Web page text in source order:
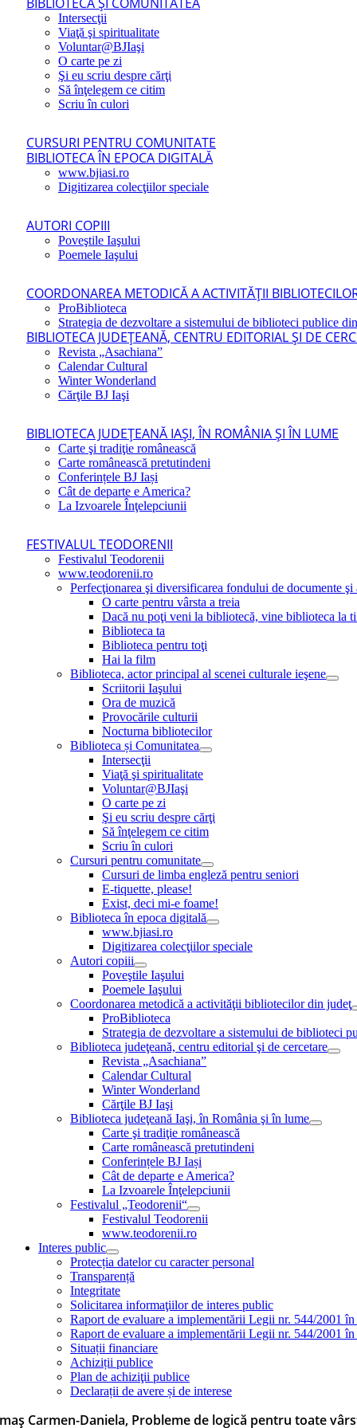
Intersecţii
Viaţă şi spiritualitate
Voluntar@BJIaşi
O carte pe zi
Şi eu scriu despre cărţi
Să înţelegem ce citim
Scriu în culori
CURSURI PENTRU COMUNITATE
BIBLIOTECA ÎN EPOCA DIGITALĂ
www.bjiasi.ro
Digitizarea colecţiilor speciale
AUTORI COPIII
Poveştile Iaşului
Poemele Iaşului
COORDONAREA METODICĂ A ACTIVITĂŢII
ProBiblioteca
Strategia de dezvoltare a sistemului de biblioteci publice
BIBLIOTECA JUDEŢEANĂ, CENTRU EDITORIAL ŞI DE
Revista „Asachiana”
Calendar Cultural
Winter Wonderland
Cărţile BJ Iaşi
BIBLIOTECA JUDEŢEANĂ IAŞI, ÎN ROMÂNIA ŞI ÎN LUME
Carte şi tradiţie românească
Carte românească pretutindeni
Conferințele BJ Iași
Cât de departe e America?
La Izvoarele Înţelepciunii
FESTIVALUL TEODORENII
Festivalul Teodorenii
www.teodorenii.ro
Perfecţionarea şi diversificarea fondului de documente
O carte pentru vârsta a treia
Dacă nu poţi veni la bibliotecă, vine biblioteca la
Biblioteca ta
Biblioteca pentru toţi
Hai la film
Biblioteca, actor principal al scenei culturale ieşene
Scriitorii Iaşului
Ora de muzică
Provocările culturii
Nocturna bibliotecilor
Biblioteca și Comunitatea
Intersecţii
Viaţă şi spiritualitate
Voluntar@BJIaşi
O carte pe zi
Şi eu scriu despre cărţi
Să înţelegem ce citim
Scriu în culori
Cursuri pentru comunitate
Cursuri de limba engleză pentru seniori
E-tiquette, please!
Exist, deci mi-e foame!
Biblioteca în epoca digitală
www.bjiasi.ro
Digitizarea colecţiilor speciale
Autori copiii
Poveştile Iaşului
Poemele Iaşului
Coordonarea metodică a activităţii bibliotecilor din judeţ
ProBiblioteca
Strategia de dezvoltare a sistemului de biblioteci
Biblioteca judeţeană, centru editorial şi de cercetare
Revista „Asachiana”
Calendar Cultural
Winter Wonderland
Cărţile BJ Iaşi
Biblioteca judeţeană Iaşi, în România şi în lume
Carte şi tradiţie românească
Carte românească pretutindeni
Conferințele BJ Iași
Cât de departe e America?
La Izvoarele Înţelepciunii
Festivalul „Teodorenii“
Festivalul Teodorenii
www.teodorenii.ro
Interes public
Protecția datelor cu caracter personal
Transparență
Integritate
Solicitarea informaţiilor de interes public
Raport de evaluare a implementării Legii nr. 544/2001
Raport de evaluare a implementării Legii nr. 544/2001
Situații financiare
Achiziții publice
Plan de achiziţii publice
Declarații de avere și de interese
Carmen-Daniela, Probleme de logică pentru toate